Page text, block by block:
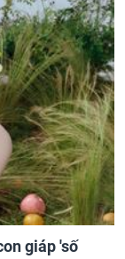
giáp 'số